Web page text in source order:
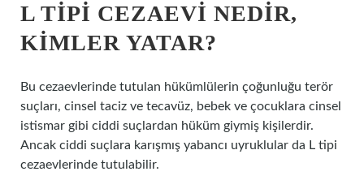
L TIPI CEZAEVI NEDIR,
KIMLER YATAR?
Bu cezaevlerinde tutulan hükümlülerin çoğunluğu terör
suçları, cinsel taciz ve tecavüz, bebek ve çocuklara cinsel
istismar gibi ciddi suçlardan hüküm giymiş kişilerdir.
Ancak ciddi suçlara karışmış yabancı uyruklular da L tipi
cezaevlerinde tutulabilir.